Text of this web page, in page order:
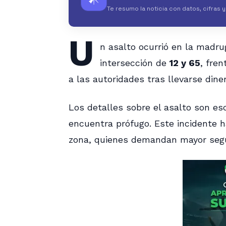
Te resumo la noticia con datos, cifras
U
n asalto ocurrió en la
intersección de 12 y 65,
a las autoridades tras llevarse
Los detalles sobre el asalto son
encuentra prófugo. Este incidente
zona, quienes demandan mayor